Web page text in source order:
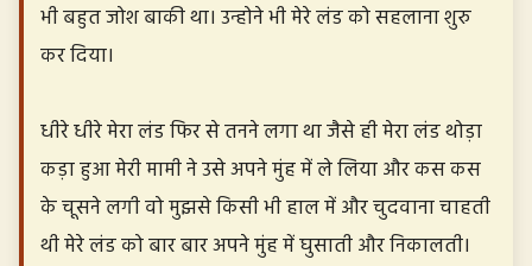
भी बहुत जोश बाकी था। उन्होने भी मेरे लंड को सहलाना शुरु
कर दिया।
धीरे धीरे मेरा लंड फिर से तनने लगा था जैसे ही मेरा लंड थोड़ा
कड़ा हुआ मेरी मामी ने उसे अपने मुंह में ले लिया और कस कस
के चूसने लगी वो मुझसे किसी भी हाल में और चुदवाना चाहती
थी मेरे लंड को बार बार अपने मुंह में घुसाती और निकालती।